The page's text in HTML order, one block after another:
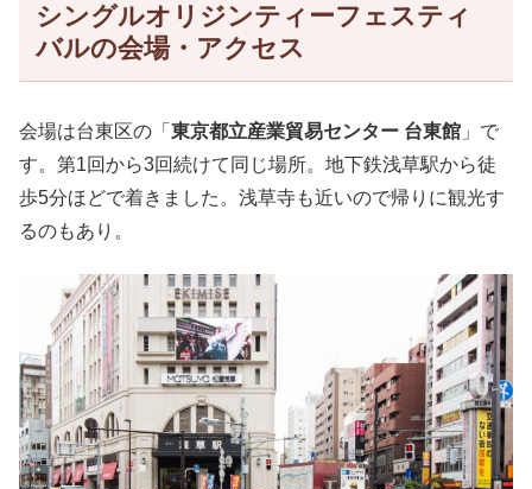
シングルオリジンティーフェスティ
バルの会場・アクセス
会場は台東区の「 東京都立産業貿易センター 台東館 」で
す。第1回から3回続けて同じ場所。地下鉄浅草駅から徒
歩5分ほどで着きました。浅草寺も近いので帰りに観光す
るのもあり。